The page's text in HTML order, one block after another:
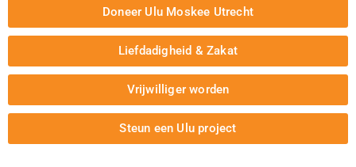
Doneer Ulu Moskee Utrecht
Liefdadigheid & Zakat
Vrijwilliger worden
Steun een Ulu project